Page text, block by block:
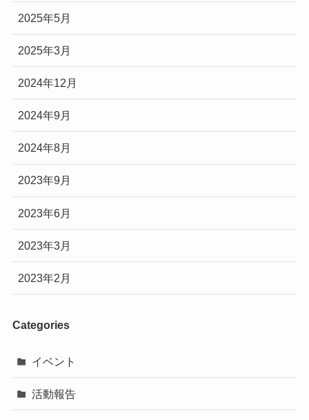
2025年5月
2025年3月
2024年12月
2024年9月
2024年8月
2023年9月
2023年6月
2023年3月
2023年2月
Categories
イベント
活動報告